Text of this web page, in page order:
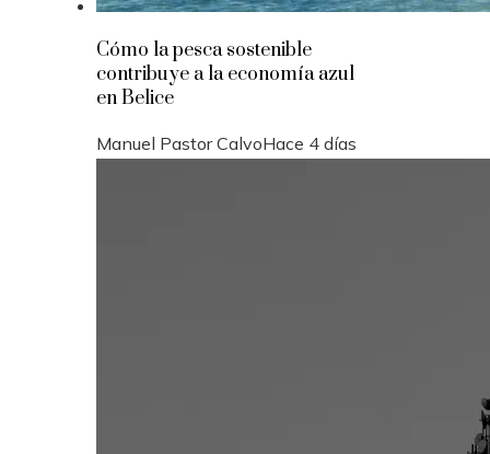
Cómo la pesca sostenible
contribuye a la economía azul
en Belice
Manuel Pastor CalvoHace 4 días